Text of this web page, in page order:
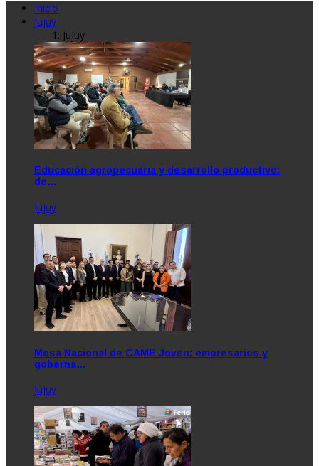
Inicio
Jujuy
Jujuy
Educación agropecuaria y desarrollo productivo:
de…
Jujuy
Mesa Nacional de CAME Joven: empresarios y
goberna…
Jujuy